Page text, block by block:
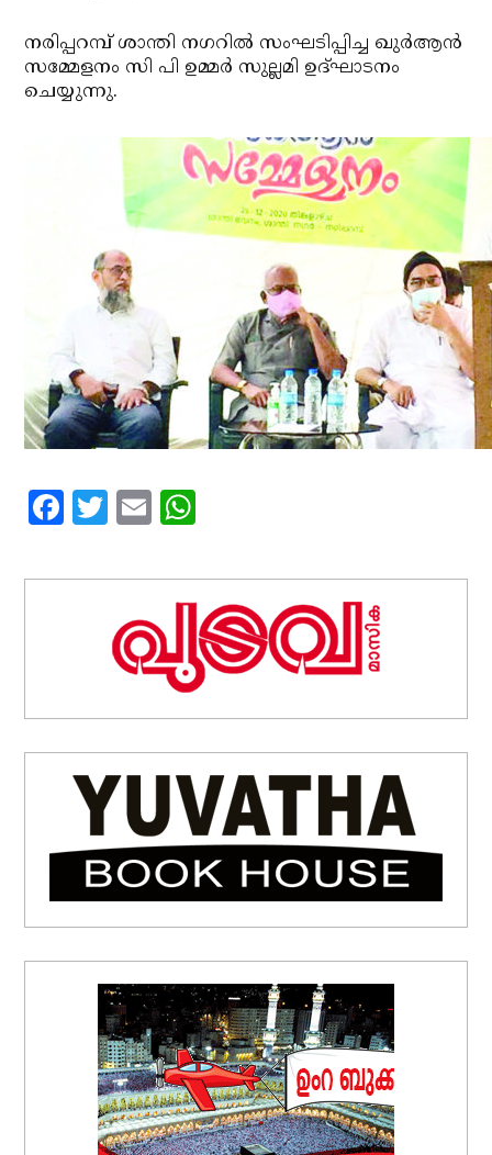
നരിപ്പറമ്പ് ശാന്തി നഗറില്‍ സംഘടിപ്പിച്ച ഖുര്‍ആന്‍
സമ്മേളനം സി പി ഉമ്മര്‍ സുല്ലമി ഉദ്ഘാടനം
ചെയ്യുന്നു.
Facebook
Twitter
Email